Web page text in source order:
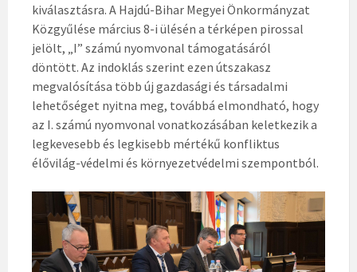
kiválasztásra. A Hajdú-Bihar Megyei Önkormányzat
Közgyűlése március 8-i ülésén a térképen pirossal
jelölt, „I” számú nyomvonal támogatásáról
döntött. Az indoklás szerint ezen útszakasz
megvalósítása több új gazdasági és társadalmi
lehetőséget nyitna meg, továbbá elmondható, hogy
az I. számú nyomvonal vonatkozásában keletkezik a
legkevesebb és legkisebb mértékű konfliktus
élővilág-védelmi és környezetvédelmi szempontból.